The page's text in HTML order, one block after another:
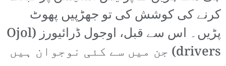
کرنے کی کوشش کی تو جھڑپیں پھوٹ
پڑیں۔ اس سے قبل، اوجول ڈرائیورز (Ojol
drivers) جن میں سے کئی نوجوان ہیں